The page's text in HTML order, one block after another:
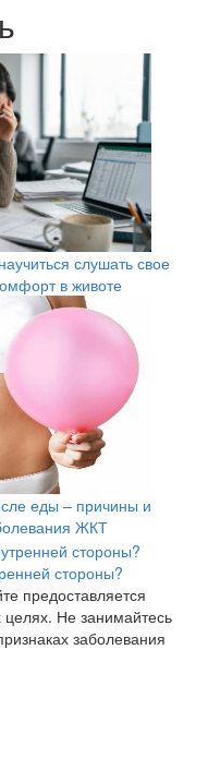
слушать свое
в животе
еды – причины и
ЖКТ
стороны?
предоставляется
Не занимайтесь
заболевания